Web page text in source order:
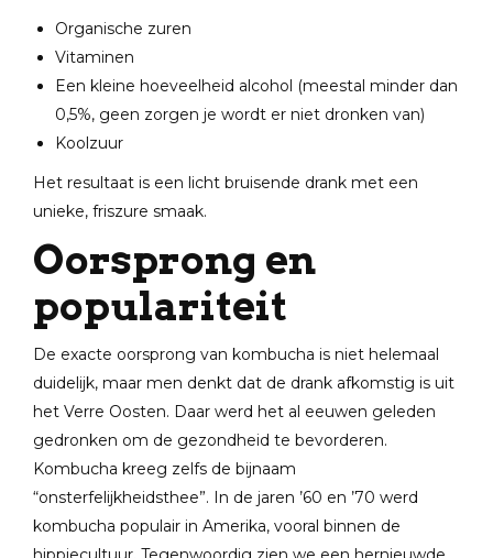
Organische zuren
Vitaminen
Een kleine hoeveelheid alcohol (meestal minder dan
0,5%, geen zorgen je wordt er niet dronken van)
Koolzuur
Het resultaat is een licht bruisende drank met een
unieke, friszure smaak.
Oorsprong en
populariteit
De exacte oorsprong van kombucha is niet helemaal
duidelijk, maar men denkt dat de drank afkomstig is uit
het Verre Oosten. Daar werd het al eeuwen geleden
gedronken om de gezondheid te bevorderen.
Kombucha kreeg zelfs de bijnaam
“onsterfelijkheidsthee”. In de jaren ’60 en ’70 werd
kombucha populair in Amerika, vooral binnen de